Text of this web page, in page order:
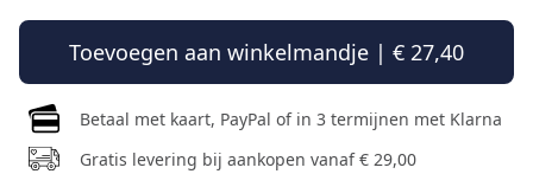
Toevoegen aan winkelmandje | € 27,40
Betaal met kaart, PayPal of in 3 termijnen met Klarna
Gratis levering bij aankopen vanaf € 29,00